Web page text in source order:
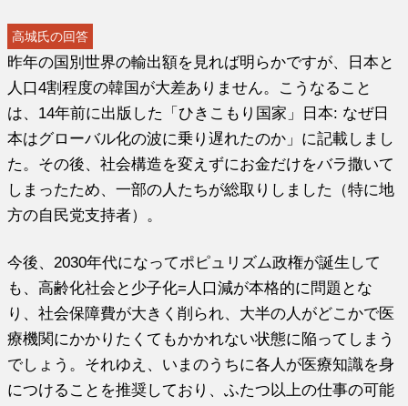
高城氏の回答
昨年の国別世界の輸出額を見れば明らかですが、日本と
人口4割程度の韓国が大差ありません。こうなること
は、14年前に出版した「ひきこもり国家」日本: なぜ日
本はグローバル化の波に乗り遅れたのか」に記載しまし
た。その後、社会構造を変えずにお金だけをバラ撒いて
しまったため、一部の人たちが総取りしました（特に地
方の自民党支持者）。
今後、2030年代になってポピュリズム政権が誕生して
も、高齢化社会と少子化=人口減が本格的に問題とな
り、社会保障費が大きく削られ、大半の人がどこかで医
療機関にかかりたくてもかかれない状態に陥ってしまう
でしょう。それゆえ、いまのうちに各人が医療知識を身
につけることを推奨しており、ふたつ以上の仕事の可能